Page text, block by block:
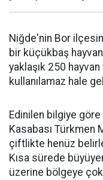
Niğde'nin Bor
bir küçükbaş
yaklaşık 250
kullanılamaz hale
Edinilen bilgiye
Kasabası Türkmen
çiftlikte henüz
Kısa sürede
üzerine bölgeye